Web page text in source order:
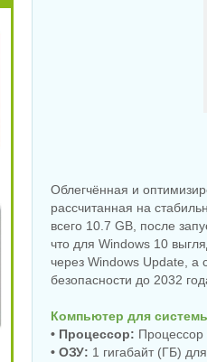
Облегчённая и
рассчитанная на
всего 10.7 GB, после
что для Windows 10
через Windows Update, а
безопасности до 2032
Компьютер для
• Процессор: Процессор
• ОЗУ: 1 гигабайт (ГБ)